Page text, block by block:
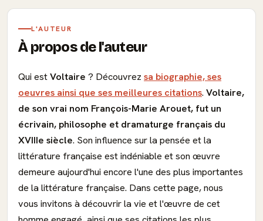
L'AUTEUR
À propos de l'auteur
Qui estVoltaire ? Découvrez sa biographie, ses
oeuvres ainsi que ses meilleures citations. Voltaire,
de son vrai nom François-Marie Arouet, fut un
écrivain, philosophe et dramaturge français du
XVIIIe siècle. Son influence sur la pensée et la
littérature française est indéniable et son œuvre
demeure aujourd'hui encore l'une des plus importantes
de la littérature française. Dans cette page, nous
vous invitons à découvrir la vie et l'œuvre de cet